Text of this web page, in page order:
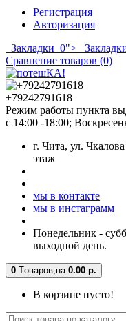
Регистрация
Авторизация
Закладки 0">
Сравнение товаров (0)
+79242791618
Режим работы пункта
с 14:00 -18:00;
г. Чита, ул.
этаж
мы в контакте
мы в инстаграмм
Понедельник -
выходной день.
0 Tоваров, на 0.00 р.
В корзине пусто!